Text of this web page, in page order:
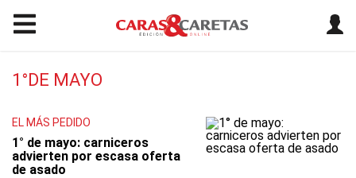
1°DE MAYO
EL MÁS PEDIDO
1° de mayo: carniceros
advierten por escasa oferta
de asado